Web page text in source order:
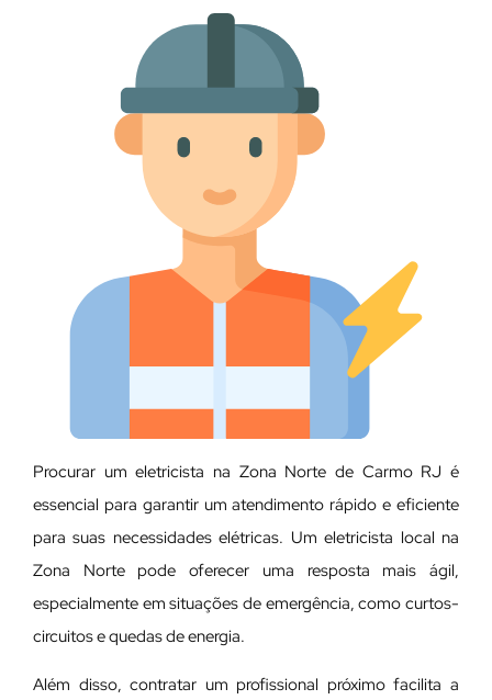
Procurar um eletricista na Zona Norte de Carmo RJ é
essencial para garantir um atendimento rápido e eficiente
para suas necessidades elétricas. Um eletricista local na
Zona Norte pode oferecer uma resposta mais ágil,
especialmente em situações de emergência, como curtos-
circuitos e quedas de energia.
Além disso, contratar um profissional próximo facilita a